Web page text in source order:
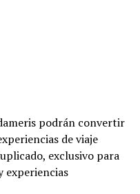
podrán convertir
de viaje
exclusivo para